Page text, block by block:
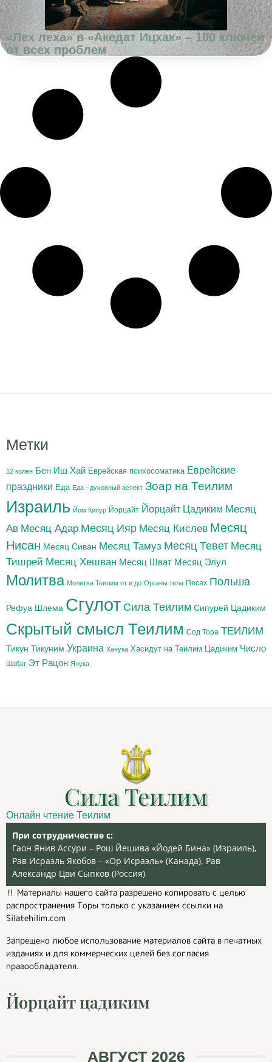
«Лех леха» в «Акедат Ицхак» – 100 ключей
от всех проблем
Метки
12 колен Бен Иш Хай Еврейская психосоматика Еврейские
праздники Еда Еда - духовный аспект Зоар на Теилим
Израиль Йом Кипур Йорцайт Йорцайт Цадиким Месяц
Ав Месяц Адар Месяц Ияр Месяц Кислев Месяц
Нисан Месяц Сиван Месяц Тамуз Месяц Тевет Месяц
Тишрей Месяц Хешван Месяц Шват Месяц Элул
Молитва Молитва Теилим от и до Органы тела Песах Польша
Рефуа Шлема Сгулот Сила Теилим Сипурей Цадиким
Скрытый смысл Теилим Сод Тора ТЕИЛИМ
Тикун Тикуним Украина Ханука Хасидут на Теилим Цадиким Число
Шабат Эт Рацон Янука
Сила Теилим
Онлайн чтение Теилим
При сотрудничестве с:
Гаон Янив Ассури – Рош Йешива «Йодей Бина» (Израиль),
Рав Исраэль Якобов – «Ор Исраэль» (Канада), Рав
Александр Цви Сыпков (Россия)
‼️ Материалы нашего сайта разрешено копировать с целью
распространения Торы только с указанием ссылки на
Silatehilim.com
Запрещено любое использование материалов сайта в печатных
изданиях и для коммерческих целей без согласия
правообладателя.
Йорцайт цадиким
АВГУСТ 2026